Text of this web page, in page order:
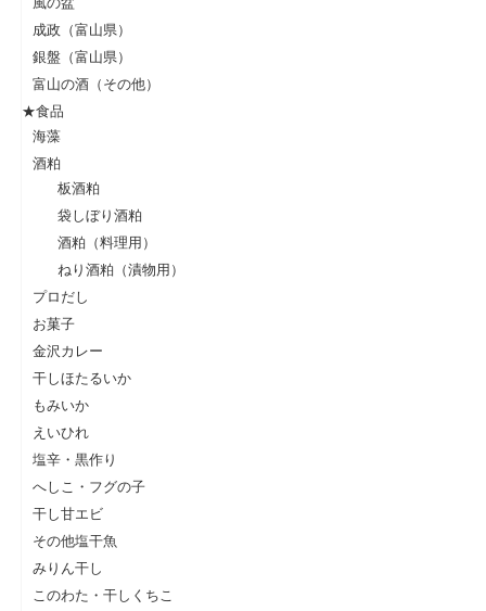
成政（富山県）
銀盤（富山県）
富山の酒（その他）
★食品
海藻
酒粕
板酒粕
袋しぼり酒粕
酒粕（料理用）
ねり酒粕（漬物用）
プロだし
お菓子
金沢カレー
干しほたるいか
もみいか
えいひれ
塩辛・黒作り
へしこ・フグの子
干し甘エビ
その他塩干魚
みりん干し
このわた・干しくちこ